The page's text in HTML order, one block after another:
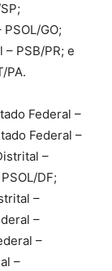
GO;
PSB/PR; e
PA.
Federal –
Federal –
–
DF;
–
–
–
–